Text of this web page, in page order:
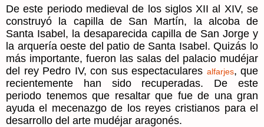
De este periodo medieval de los siglos XII al XIV, se
construyó la capilla de San Martín, la alcoba de
Santa Isabel, la desaparecida capilla de San Jorge y
la arquería oeste del patio de Santa Isabel. Quizás lo
más importante, fueron las salas del palacio mudéjar
del rey Pedro IV, con sus espectaculares alfarjes, que
recientemente han sido recuperadas. De este
periodo tenemos que resaltar que fue de una gran
ayuda el mecenazgo de los reyes cristianos para el
desarrollo del arte mudéjar aragonés.